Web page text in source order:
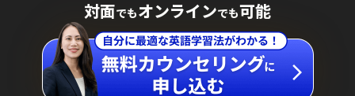
対面でもオンラインでも可能